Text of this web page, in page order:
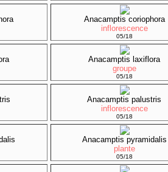
Anacamptis coriophora
inflorescence
05/18
Anacamptis laxiflora
groupe
05/18
Anacamptis palustris
inflorescence
05/18
Anacamptis pyramidalis
plante
05/18